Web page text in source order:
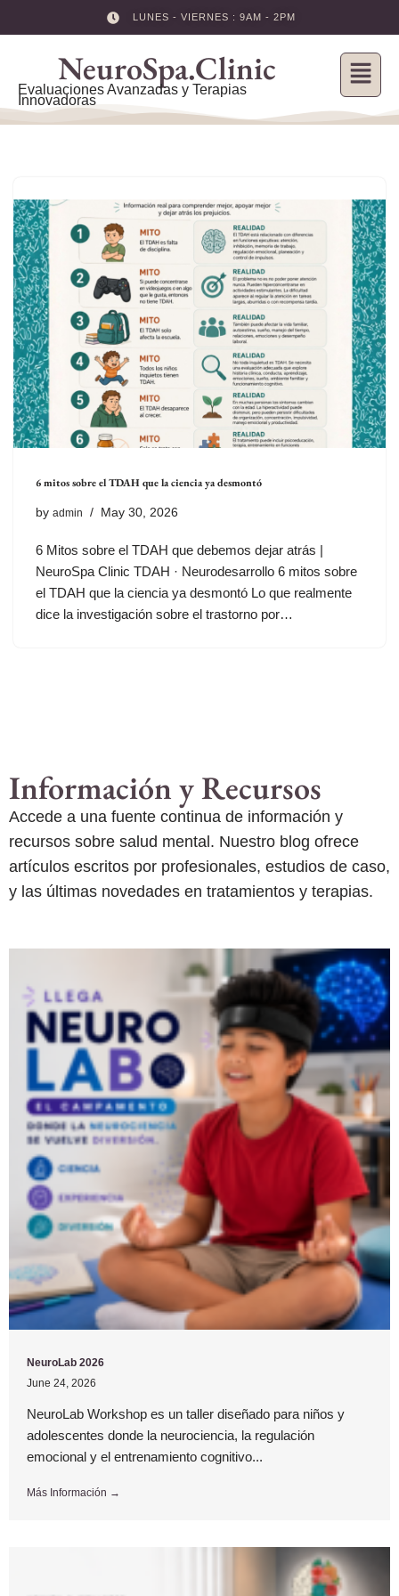
LUNES - VIERNES : 9AM - 2PM
NeuroSpa.Clinic
Evaluaciones Avanzadas y Terapias
Innovadoras
6 mitos sobre el TDAH que la ciencia ya desmontó
by admin May 30, 2026
6 Mitos sobre el TDAH que debemos dejar atrás |
NeuroSpa Clinic TDAH · Neurodesarrollo 6 mitos sobre
el TDAH que la ciencia ya desmontó Lo que realmente
dice la investigación sobre el trastorno por…
Información y Recursos
Accede a una fuente continua de información y
recursos sobre salud mental. Nuestro blog ofrece
artículos escritos por profesionales, estudios de caso,
y las últimas novedades en tratamientos y terapias.
NeuroLab 2026
June 24, 2026
NeuroLab Workshop es un taller diseñado para niños y
adolescentes donde la neurociencia, la regulación
emocional y el entrenamiento cognitivo...
Más Información →